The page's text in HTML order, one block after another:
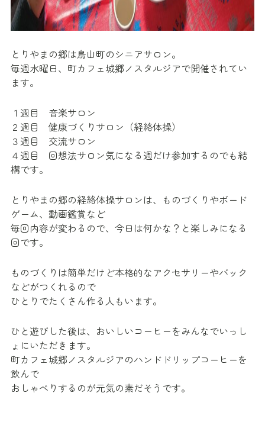
とりやまの郷は鳥山町のシニアサロン。
毎週水曜日、町カフェ城郷ノスタルジアで開催されてい
ます。
１週目 音楽サロン
２週目 健康づくりサロン（経絡体操）
３週目 交流サロン
４週目 回想法サロン気になる週だけ参加するのでも結
構です。
とりやまの郷の経絡体操サロンは、ものづくりやボード
ゲーム、動画鑑賞など
毎回内容が変わるので、今日は何かな？と楽しみになる
回です。
ものづくりは簡単だけど本格的なアクセサリーやバック
などがつくれるので
ひとりでたくさん作る人もいます。
ひと遊びした後は、おいしいコーヒーをみんなでいっし
ょにいただきます。
町カフェ城郷ノスタルジアのハンドドリップコーヒーを
飲んで
おしゃべりするのが元気の素だそうです。